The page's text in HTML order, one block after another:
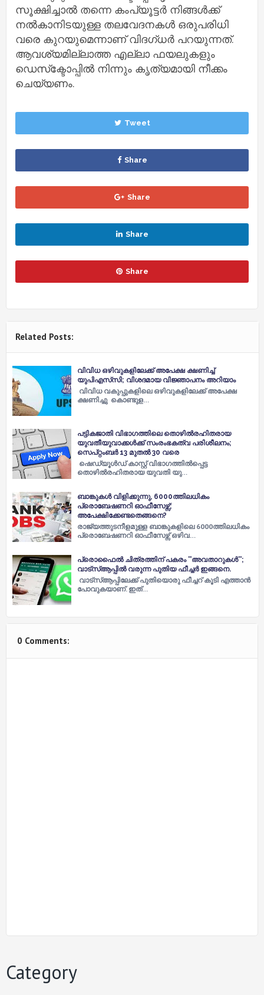
സൂക്ഷിച്ചാല്‍ തന്നെ കംപ്യൂട്ടര്‍ നിങ്ങള്‍ക്ക്
നല്‍കാനിടയുള്ള തലവേദനകള്‍ ഒരുപരിധി
വരെ കുറയുമെന്നാണ് വിദഗ്ധര്‍ പറയുന്നത്.
ആവശ്യമില്ലാത്ത എല്ലാ ഫയലുകളും
ഡെസ്‌ക്ടോപ്പില്‍ നിന്നും കൃത്യമായി നീക്കം
ചെയ്യണം.
Tweet
Share
Share
Share
Share
Related Posts:
വിവിധ ഒഴിവുകളിലേക്ക് അപേക്ഷ ക്ഷണിച്ച്
യുപിഎസ്‍സി; വിശദമായ വിജ്ഞാപനം അറിയാം
വിവിധ വകുപ്പുകളിലെ ഒഴിവുകളിലേക്ക് അപേക്ഷ
ക്ഷണിച്ചു കൊണ്ടുള…
പട്ടികജാതി വിഭാ​ഗത്തിലെ തൊഴിൽരഹിതരായ
യുവതീയുവാക്കൾക്ക് സംരംഭകത്വ പരിശീലനം;
സെപ്റ്റംബര്‍ 13 മുതല്‍ 30 വരെ
ഷെഡ്യൂള്‍ഡ് കാസ്റ്റ് വിഭാഗത്തില്‍പ്പെട്ട
തൊഴില്‍രഹിതരായ യുവതി യു…
ബാങ്കുകൾ വിളിക്കുന്നു, 6000ത്തിലധികം
പ്രൊബേഷണറി ഓഫീസേഴ്സ്;
അപേക്ഷിക്കേണ്ടതെങ്ങനെ?
രാജ്യത്തുടനീളമുള്ള ബാങ്കുകളിലെ 6000ത്തിലധികം
പ്രൊബേഷണറി ഓഫീസേഴ്സ് ഒഴിവ…
പ്രൊഫൈല്‍ ചിത്രത്തിന് പകരം ''അവതാറുകള്‍'';
വാട്സ്‌ആപ്പില്‍ വരുന്ന പുതിയ ഫീച്ചര്‍ ഇങ്ങനെ.
വാട്സ്‌ആപ്പിലേക്ക് പുതിയൊരു ഫീച്ചറ് കൂടി എത്താന്‍
പോവുകയാണ്. ഇത്…
0 Comments:
Category